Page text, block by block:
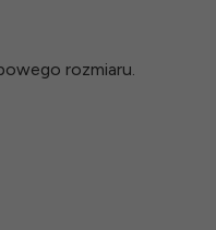
rozmiaru.